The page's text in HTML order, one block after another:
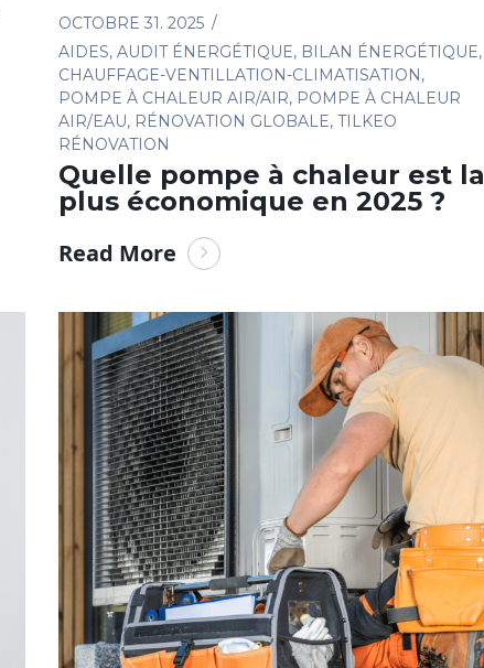
OCTOBRE 31. 2025
AIDES, AUDIT ÉNERGÉTIQUE, BILAN ÉNERGÉTIQUE,
CHAUFFAGE-VENTILLATION-CLIMATISATION,
POMPE À CHALEUR AIR/AIR, POMPE À CHALEUR
AIR/EAU, RÉNOVATION GLOBALE, TILKEO
RÉNOVATION
Quelle pompe à chaleur est la
plus économique en 2025 ?
Read More